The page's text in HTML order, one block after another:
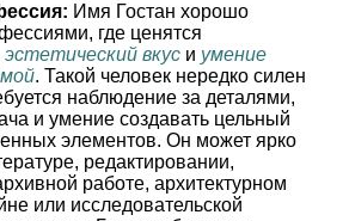
Имя Гостан хорошо
где ценятся
эстетический вкус и умение
. Такой человек нередко силен
наблюдение за деталями,
и умение создавать цельный
элементов. Он может ярко
редактировании,
работе, архитектурном
или исследовательской